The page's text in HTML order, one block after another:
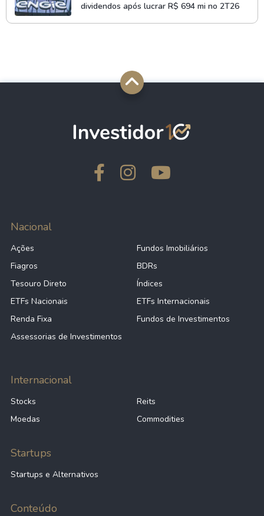
dividendos após lucrar R$ 694 mi no 2T26
Nacional
Ações
Fundos Imobiliários
Fiagros
BDRs
Tesouro Direto
Índices
ETFs Nacionais
ETFs Internacionais
Renda Fixa
Fundos de Investimentos
Assessorias de Investimentos
Internacional
Stocks
Reits
Moedas
Commodities
Startups
Startups e Alternativos
Conteúdo